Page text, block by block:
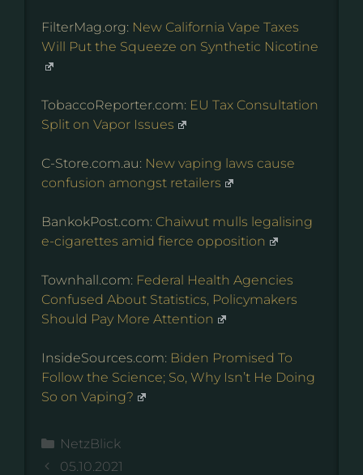
FilterMag.org: New California Vape Taxes
Will Put the Squeeze on Synthetic Nicotine
TobaccoReporter.com: EU Tax Consultation
Split on Vapor Issues
C-Store.com.au: New vaping laws cause
confusion amongst retailers
BankokPost.com: Chaiwut mulls legalising
e-cigarettes amid fierce opposition
Townhall.com: Federal Health Agencies
Confused About Statistics, Policymakers
Should Pay More Attention
InsideSources.com: Biden Promised To
Follow the Science; So, Why Isn’t He Doing
So on Vaping?
Kategorien
NetzBlick
05.10.2021